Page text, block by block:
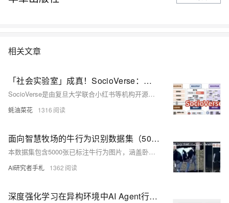
相关文章
「社会实验室」成真！SocioVerse：复旦联合小红书开源社会模拟世界模型，用AI预演群体行为
SocioVerse是由复旦大学联合小红书等机构开源的社会模拟框架，基于大语言模型和千万级真实用户数据构建，能精准模拟群体行为并预测社会事件演化趋势。
蚝油菜花 1316
面向智慧牧场的牛行为识别数据集（5000张图片已划分、已标注） | AI训练适用于目标检测任务
本数据集包含5000张已标注牛行为图片，涵盖卧、站立、行走三类，适用于YOLO等目标检测模型训练。数据划分清晰，标注规范，场景多样，助力智慧牧场、健康监测与AI科研。
AI研究者手札 1362
深度强化学习在异构环境中AI Agent行为泛化能力研究